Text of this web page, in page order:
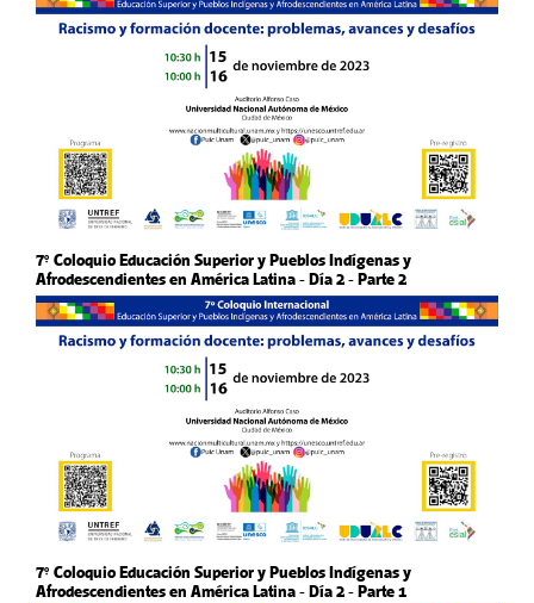
7° Coloquio Educación Superior y Pueblos Indígenas y
Afrodescendientes en América Latina - Día 2 - Parte 2
7° Coloquio Educación Superior y Pueblos Indígenas y
Afrodescendientes en América Latina - Día 2 - Parte 1